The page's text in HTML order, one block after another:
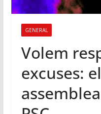
GENERAL
Volem
excuses: